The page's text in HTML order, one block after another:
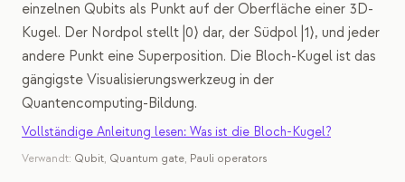
einzelnen Qubits als Punkt auf der Oberfläche einer 3D-
Kugel. Der Nordpol stellt |0⟩ dar, der Südpol |1⟩, und jeder
andere Punkt eine Superposition. Die Bloch-Kugel ist das
gängigste Visualisierungswerkzeug in der
Quantencomputing-Bildung.
Vollständige Anleitung lesen: Was ist die Bloch-Kugel?
Verwandt: Qubit, Quantum gate, Pauli operators